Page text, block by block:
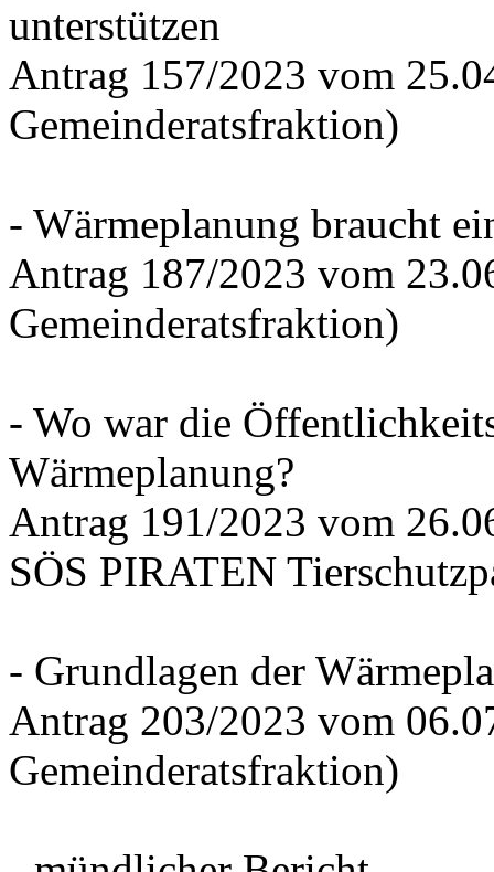
unterstützen
Antrag 157/2023 vom
Gemeinderatsfraktion)
- Wärmeplanung braucht
Antrag 187/2023 vom
Gemeinderatsfraktion)
- Wo war die
Wärmeplanung?
Antrag 191/2023 vom
SÖS PIRATEN
- Grundlagen der
Antrag 203/2023 vom
Gemeinderatsfraktion)